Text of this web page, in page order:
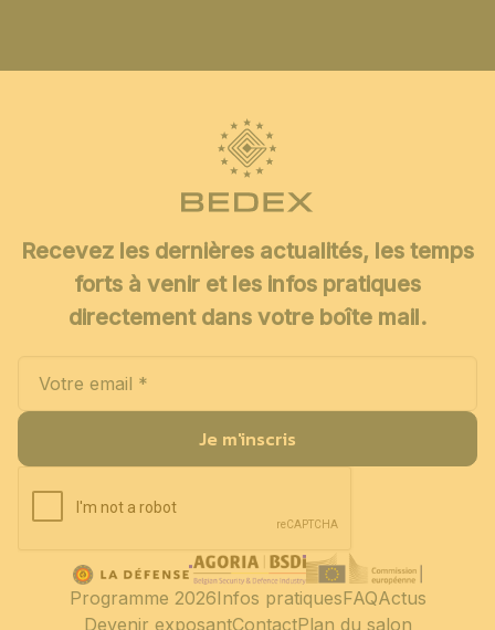
Recevez les dernières actualités, les temps
forts à venir et les infos pratiques
directement dans votre boîte mail.
Je m'inscris
Programme 2026Infos pratiquesFAQActus
Devenir exposantContactPlan du salon